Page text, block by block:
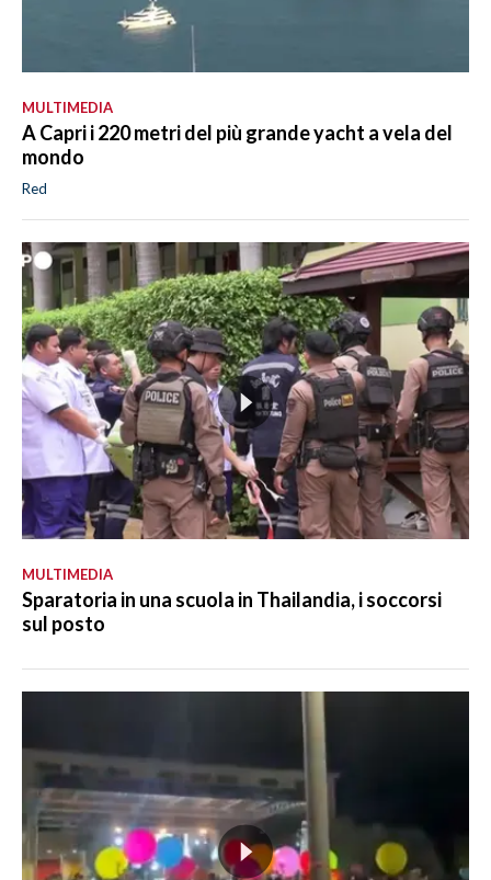
MULTIMEDIA
A Capri i 220 metri del più grande yacht a vela del
mondo
Red
MULTIMEDIA
Sparatoria in una scuola in Thailandia, i soccorsi
sul posto